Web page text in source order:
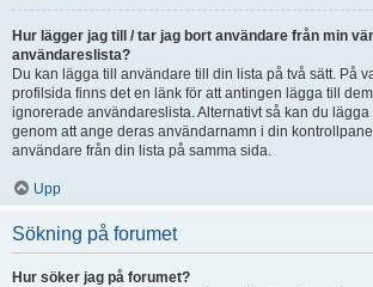
Hur lägger jag till / tar jag bort användare från min
användareslista?
Du kan lägga till användare till din lista på två sätt. På
profilsida finns det en länk för att antingen lägga till
ignorerade användareslista. Alternativt så kan du
genom att ange deras användarnamn i din
användare från din lista på samma sida.
Upp
Sökning på forumet
Hur söker jag på forumet?